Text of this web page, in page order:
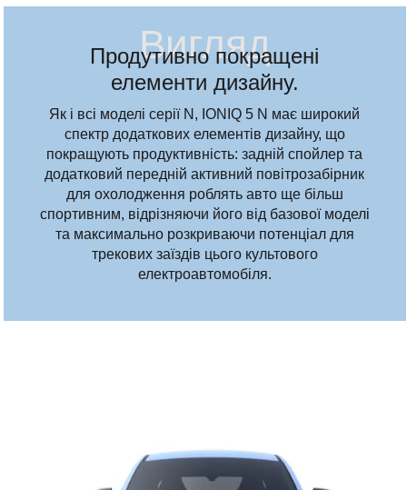
Вигляд
Продутивно покращені
елементи дизайну.
Як і всі моделі серії N, IONIQ 5 N має широкий
спектр додаткових елементів дизайну, що
покращують продуктивність: задній спойлер та
додатковий передній активний повітрозабірник
для охолодження роблять авто ще більш
спортивним, відрізняючи його від базової моделі
та максимально розкриваючи потенціал для
трекових заїздів цього культового
електроавтомобіля.